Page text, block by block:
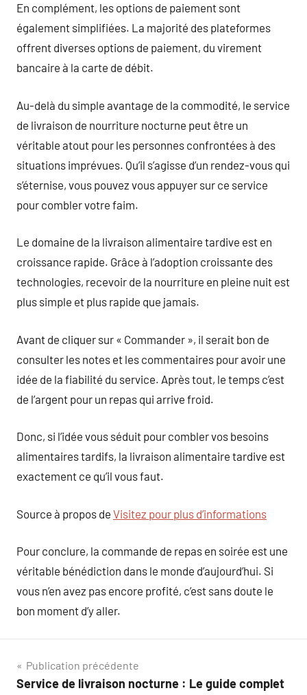
En complément, les options de paiement sont
également simplifiées. La majorité des plateformes
offrent diverses options de paiement, du virement
bancaire à la carte de débit.
Au-delà du simple avantage de la commodité, le service
de livraison de nourriture nocturne peut être un
véritable atout pour les personnes confrontées à des
situations imprévues. Qu’il s’agisse d’un rendez-vous qui
s’éternise, vous pouvez vous appuyer sur ce service
pour combler votre faim.
Le domaine de la livraison alimentaire tardive est en
croissance rapide. Grâce à l’adoption croissante des
technologies, recevoir de la nourriture en pleine nuit est
plus simple et plus rapide que jamais.
Avant de cliquer sur « Commander », il serait bon de
consulter les notes et les commentaires pour avoir une
idée de la fiabilité du service. Après tout, le temps c’est
de l’argent pour un repas qui arrive froid.
Donc, si l’idée vous séduit pour combler vos besoins
alimentaires tardifs, la livraison alimentaire tardive est
exactement ce qu’il vous faut.
Source à propos de Visitez pour plus d’informations
Pour conclure, la commande de repas en soirée est une
véritable bénédiction dans le monde d’aujourd’hui. Si
vous n’en avez pas encore profité, c’est sans doute le
bon moment d’y aller.
Navigation
Publication précédente
Service de livraison nocturne : Le guide complet